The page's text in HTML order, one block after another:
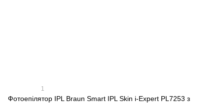
1
Фотоепілятор IPL Braun Smart IPL Skin i-Expert PL7253 з